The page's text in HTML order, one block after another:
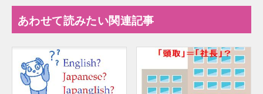
あわせて読みたい関連記事